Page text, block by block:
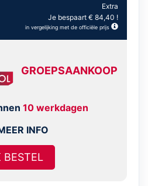
Extra
Je bespaart € 84,40 !
in vergelijking met de officiële prijs
GROEPSAANKOOP
10 werkdagen
INFO
BESTEL